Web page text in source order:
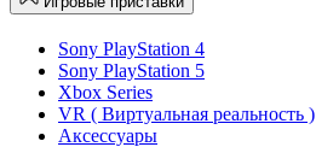
Sony PlayStation 4
Sony PlayStation 5
Xbox Series
VR ( Виртуальная реальность )
Аксессуары